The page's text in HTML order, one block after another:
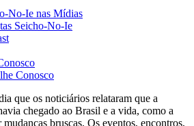
No-Ie nas Mídias
Seicho-No-Ie
Conosco
que os noticiários relataram que a
chegado ao Brasil e a vida, como a
bruscas. Os eventos, encontros,